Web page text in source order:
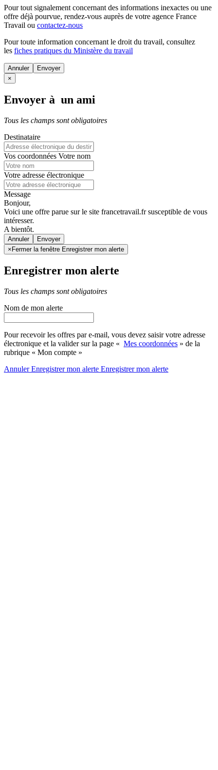
Pour tout signalement concernant des informations inexactes ou une
offre déjà pourvue, rendez-vous auprès de votre agence France
Travail ou contactez-nous
Pour toute information concernant le droit du travail, consultez
les fiches pratiques du Ministère du travail
Annuler
×
Envoyer à un ami
Tous les champs sont obligatoires
Destinataire
Vos coordonnées Votre nom
Votre adresse électronique
Message
Bonjour,
Voici une offre parue sur le site francetravail.fr susceptible de vous
intéresser.
A bientôt.
Annuler
× Fermer la fenêtre Enregistrer mon alerte
Enregistrer mon alerte
Tous les champs sont obligatoires
Nom de mon alerte
Pour recevoir les offres par e-mail, vous devez saisir votre adresse
électronique et la valider sur la page « Mes coordonnées » de la
rubrique « Mon compte »
AnnulerEnregistrer mon alerte Enregistrermon alerte